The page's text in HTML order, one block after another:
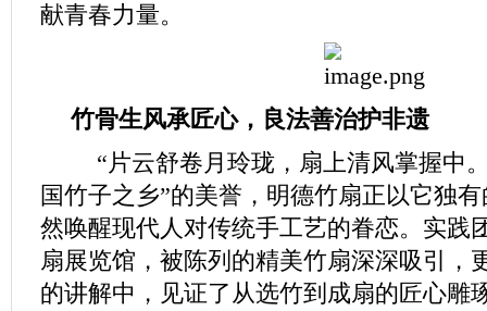
献青春力量。
竹骨生风承匠心， 良法善治护非遗
“片云舒卷月玲珑，扇上清风掌握中
国竹子之乡”的美誉，明德竹扇正以它独
然唤醒现代人对传统手工艺的眷恋。实践
扇展览馆，被陈列的精美竹扇深深吸引，
的讲解中，见证了从选竹到成扇的匠心雕